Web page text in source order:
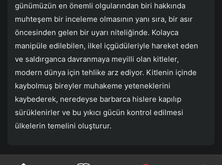
günümüzün en önemli olgularından biri hakkında
muhteşem bir inceleme olmasının yanı sıra, bir asır
öncesinden gelen bir uyarı niteliğinde. Kolayca
manipüle edilebilen, ilkel içgüdüleriyle hareket eden
ve saldırganca davranmaya meyilli olan kitleler,
modern dünya için tehlike arz ediyor. Kitlenin içinde
kaybolmuş bireyler muhakeme yeteneklerini
kaybederek, neredeyse barbarca hislere kapılıp
sürüklenirler ve bu yıkıcı gücün kontrol edilmesi
ülkelerin temelini oluşturur.